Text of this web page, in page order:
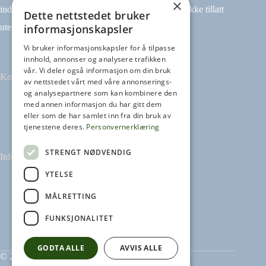
indeksering (for eksempel tekst og datamining) er ikke tillatt
uten avtale.
Kontakt
Tilbakemeldinger
kontakt@heikampen.no
Informasjon
Leseguide
Personvernerklæring
Informasjonskapsler
© 2026 Heikampen AS
×
Dette nettstedet bruker
informasjonskapsler
Vi bruker informasjonskapsler for å tilpasse
innhold, annonser og analysere trafikken
vår. Vi deler også informasjon om din bruk
av nettstedet vårt med våre annonserings-
og analysepartnere som kan kombinere den
med annen informasjon du har gitt dem
eller som de har samlet inn fra din bruk av
tjenestene deres. Personvernerklæring
STRENGT NØDVENDIG
YTELSE
MÅLRETTING
FUNKSJONALITET
GODTA ALLE AVVIS ALLE